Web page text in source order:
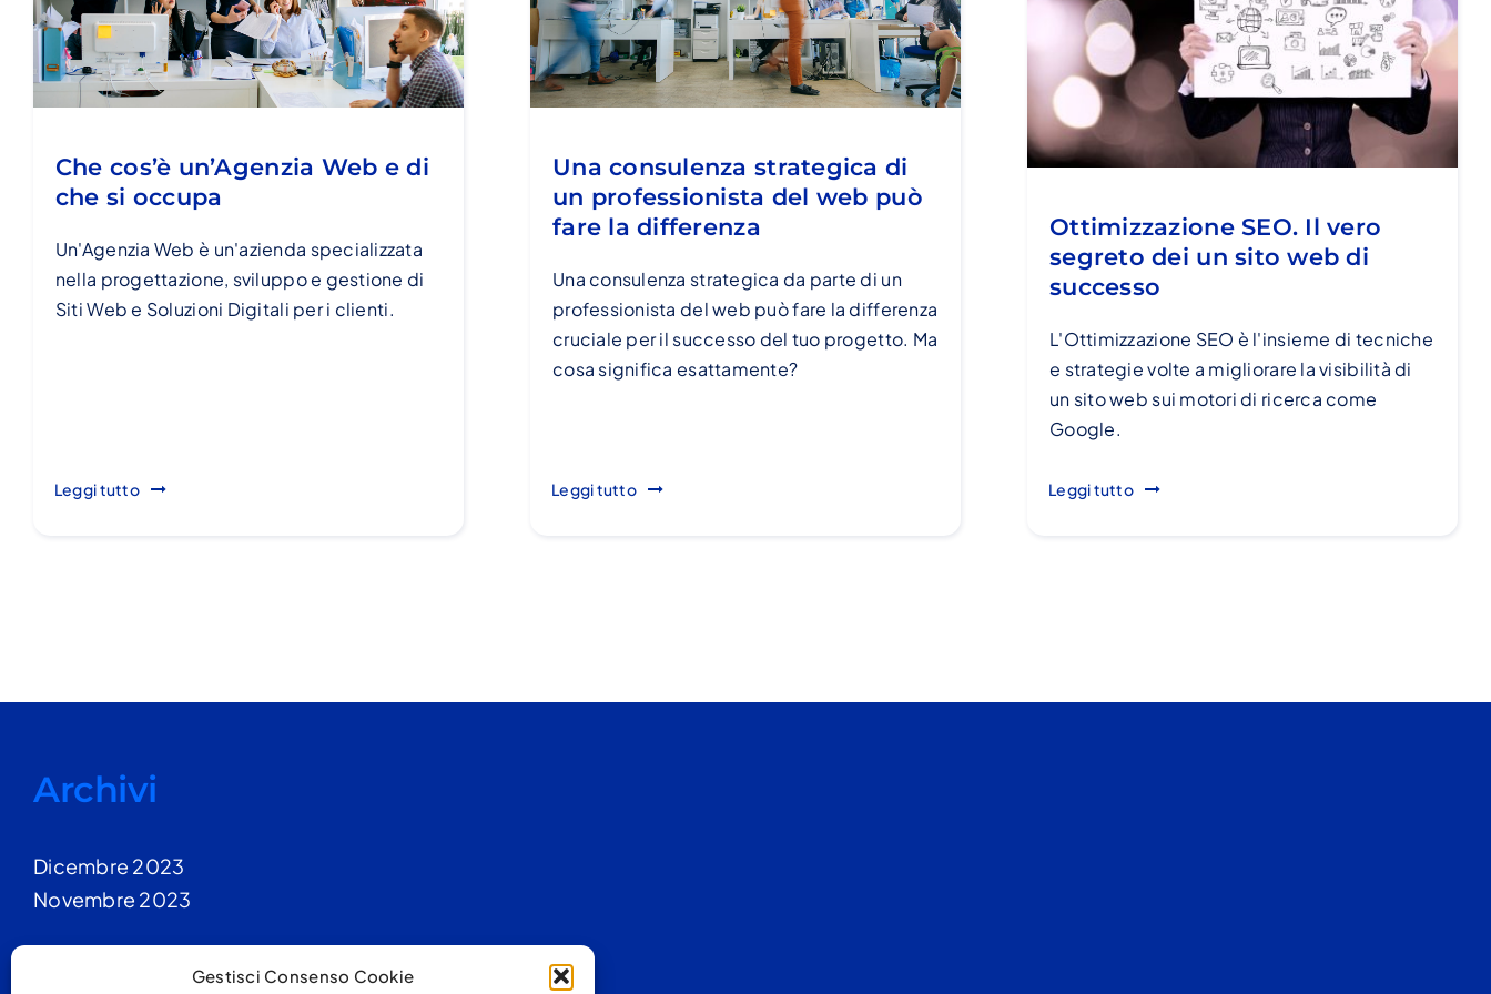
Gestisci Consenso Cookie
Che cos’è un’Agenzia Web e di
che si occupa
Un'Agenzia Web è un'azienda specializzata
nella progettazione, sviluppo e gestione di
Siti Web e Soluzioni Digitali per i clienti.
Leggi tutto
Una consulenza strategica di
un professionista del web può
fare la differenza
Una consulenza strategica da parte di un
professionista del web può fare la differenza
cruciale per il successo del tuo progetto. Ma
cosa significa esattamente?
Leggi tutto
Ottimizzazione SEO. Il vero
segreto dei un sito web di
successo
L'Ottimizzazione SEO è l'insieme di tecniche
e strategie volte a migliorare la visibilità di
un sito web sui motori di ricerca come
Google.
Leggi tutto
Archivi
Dicembre 2023
Novembre 2023